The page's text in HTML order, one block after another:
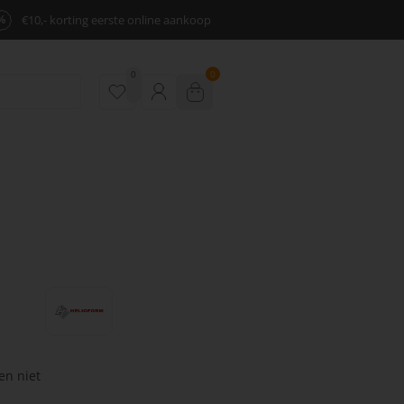
€10,- korting eerste online aankoop
0 0
niet